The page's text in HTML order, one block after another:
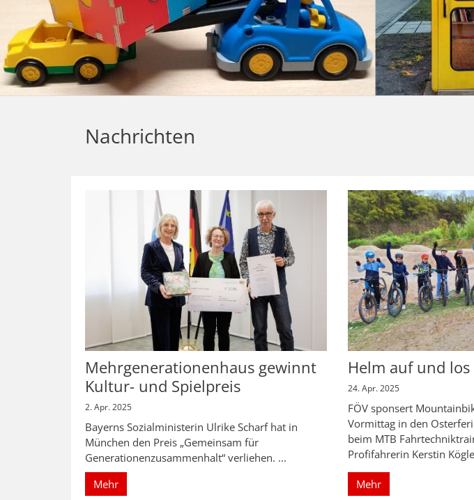
Nachrichten
Mehrgenerationenhaus gewinnt
Kultur- und Spielpreis
2. Apr. 2025
Bayerns Sozialministerin Ulrike Scharf hat in
München den Preis „Gemeinsam für
Generationenzusammenhalt“ verliehen. ...
Mehr
Helm auf und
24. Apr. 2025
FÖV sponsert
Vormittag in den
beim MTB
Profifahrerin Kerstin
Mehr